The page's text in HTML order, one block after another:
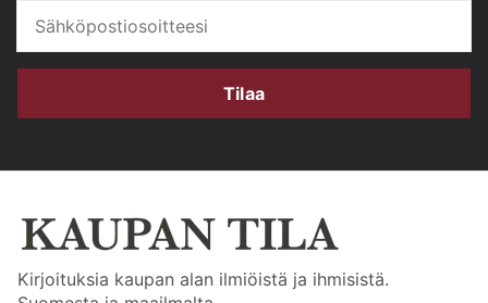
Tilaa
Kirjoituksia kaupan alan ilmiöistä ja ihmisistä.